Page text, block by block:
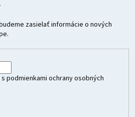
zasielať informácie o nových
podmienkami ochrany osobných